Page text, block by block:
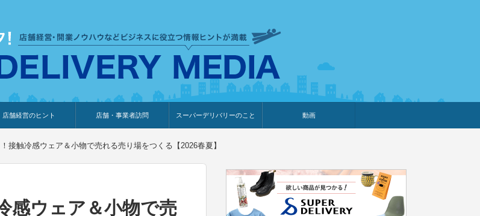
店舗経営のヒント
ェブ集客・販売促進
れ
会情報
・販売
情報
促カレンダー
客・販売促進
店舗・事業者訪問
アパレル店
カフェ・飲食店
ペットサロン
メーカー
他の業種
美容サロン
薬局
観光・ホテル旅館宿泊業
雑貨店
食料品店
スーパーデリバリーのこと
SD export
お知らせ
イベント・プレゼント企画
セミナー・調査レポート
体験型イベント・動画告知
外部メディア掲載
新規出展メーカー
動画
接触冷感ウェア＆小物で売れる売り場をつくる【2026春夏】
感ウェア＆小物で売